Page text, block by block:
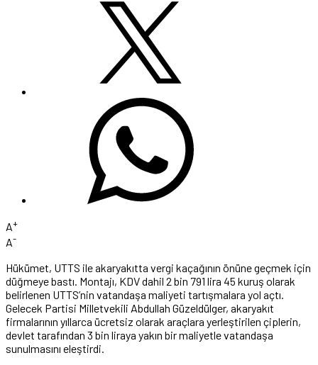
A+
A-
Hükümet, UTTS ile akaryakıtta vergi kaçağının önüne geçmek için
düğmeye bastı. Montajı, KDV dahil 2 bin 791 lira 45 kuruş olarak
belirlenen UTTS’nin vatandaşa maliyeti tartışmalara yol açtı.
Gelecek Partisi Milletvekili Abdullah Güzeldülger, akaryakıt
firmalarının yıllarca ücretsiz olarak araçlara yerleştirilen çiplerin,
devlet tarafından 3 bin liraya yakın bir maliyetle vatandaşa
sunulmasını eleştirdi.